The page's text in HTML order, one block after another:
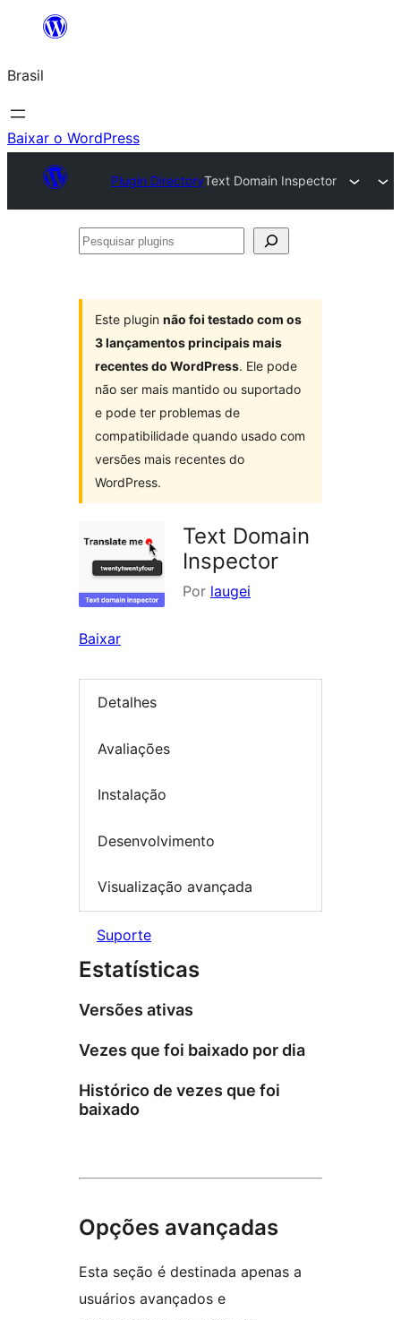
o
conteúdo
Brasil
Baixar o WordPress
Plugin DirectoryText Domain Inspector
Pesquisar
Este plugin não foi testado com os
3 lançamentos principais mais
recentes do WordPress. Ele pode
não ser mais mantido ou suportado
e pode ter problemas de
compatibilidade quando usado com
versões mais recentes do
WordPress.
Text Domain
Inspector
Por laugei
Baixar
Detalhes
Avaliações
Instalação
Desenvolvimento
Visualização avançada
Suporte
Estatísticas
Versões ativas
Vezes que foi baixado por dia
Histórico de vezes que foi
baixado
Opções avançadas
Esta seção é destinada apenas a
usuários avançados e